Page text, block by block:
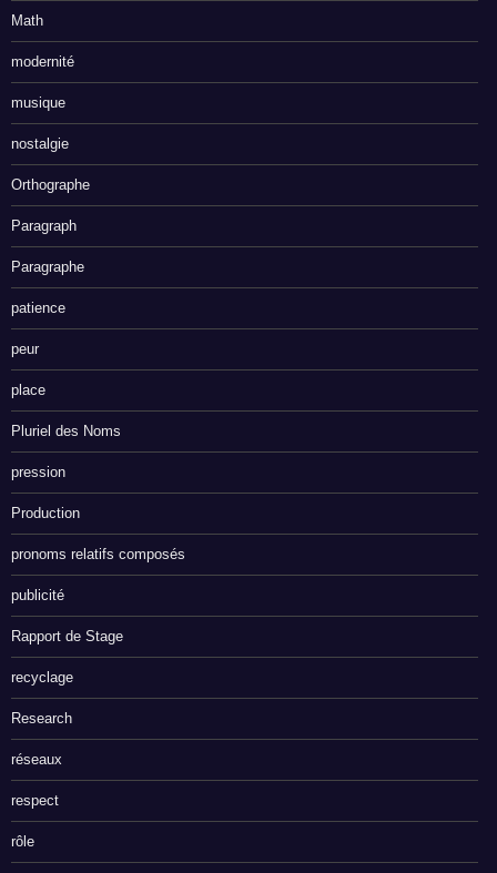
Math
modernité
musique
nostalgie
Orthographe
Paragraph
Paragraphe
patience
peur
place
Pluriel des Noms
pression
Production
pronoms relatifs composés
publicité
Rapport de Stage
recyclage
Research
réseaux
respect
rôle